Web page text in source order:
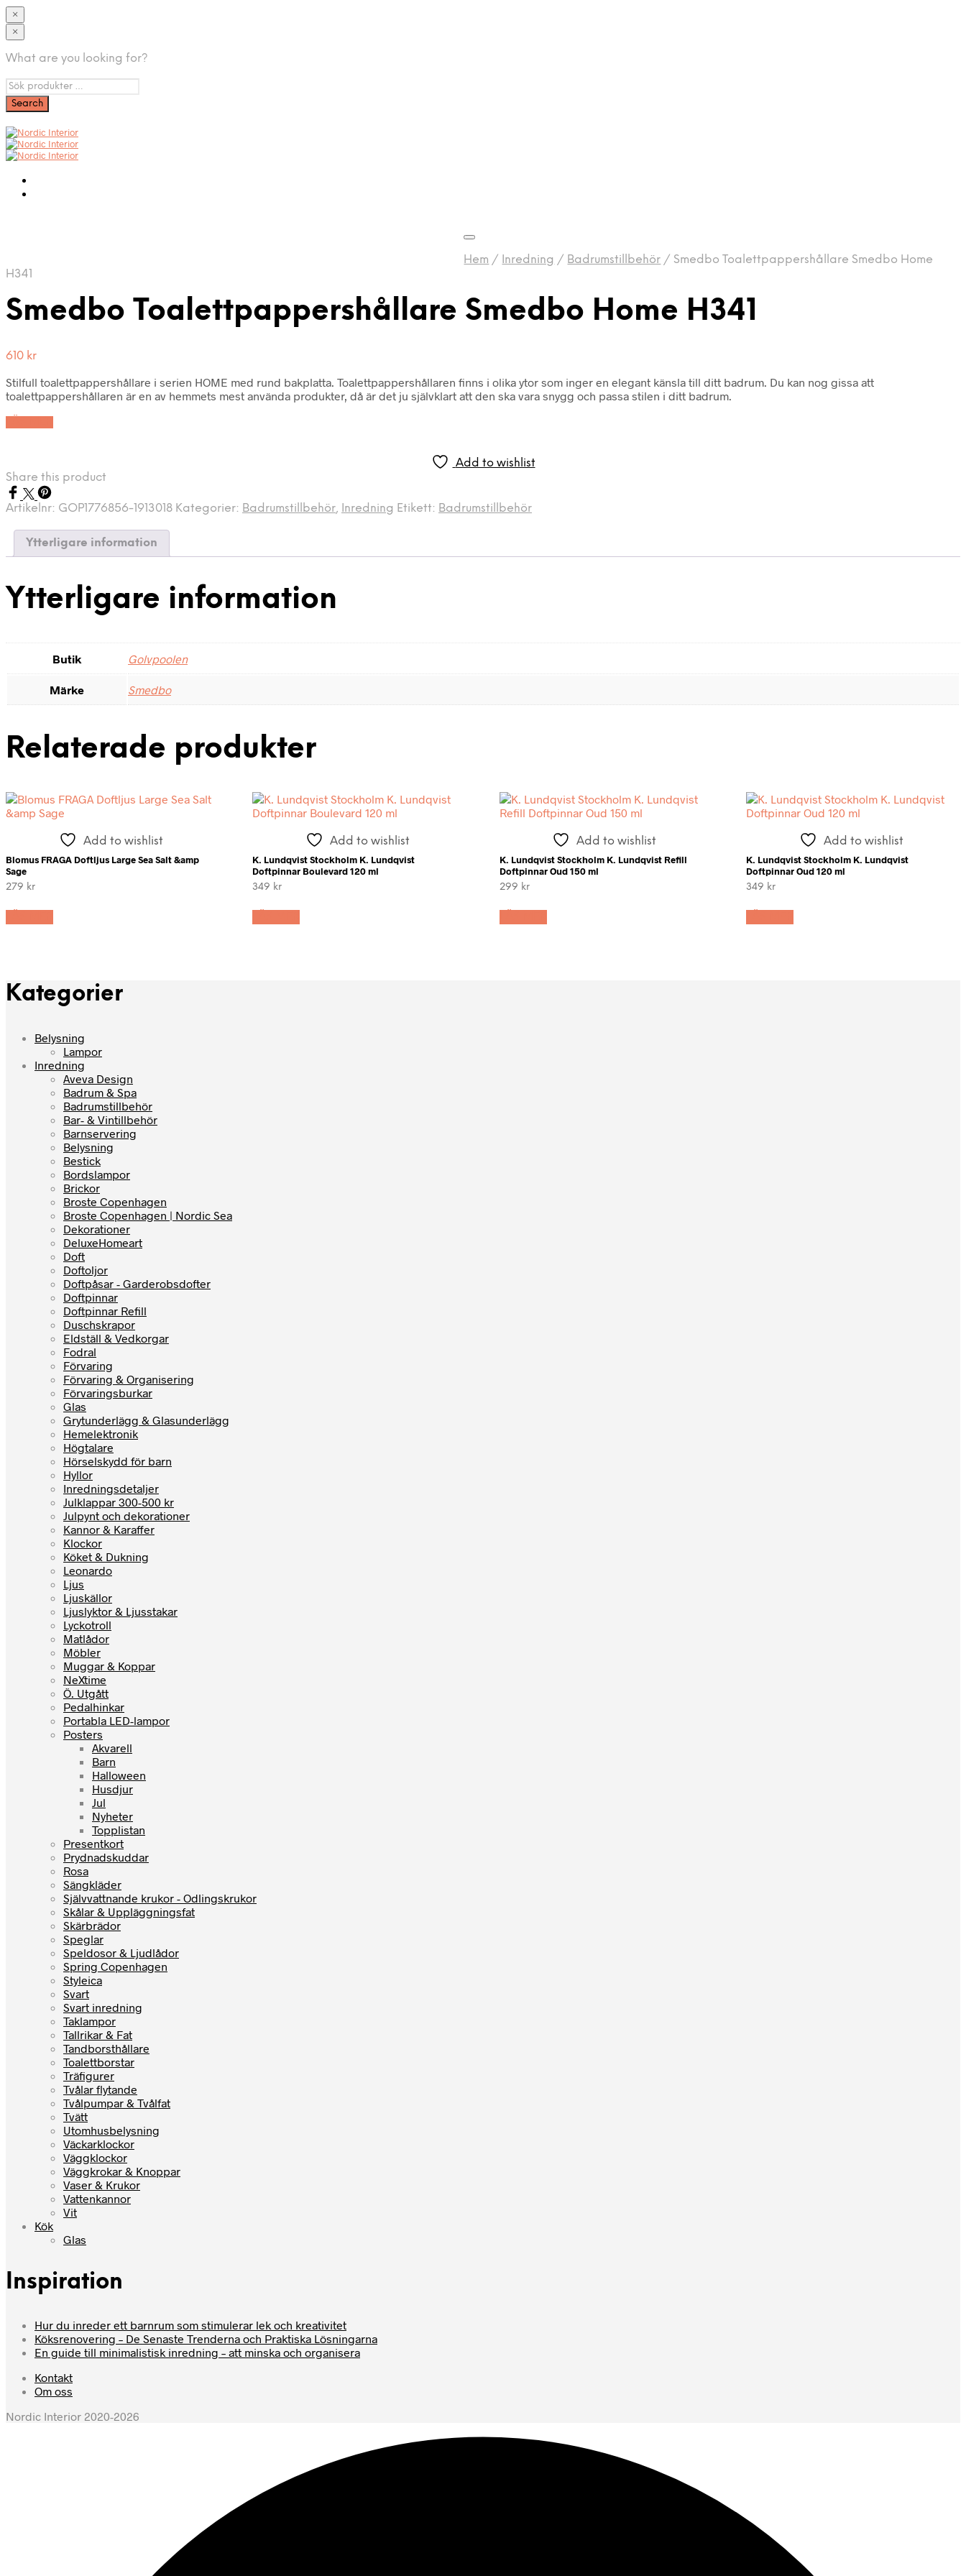
×
×
What are you looking for?
Hem / Inredning / Badrumstillbehör / Smedbo Toalettpappershållare Smedbo Home
H341
Smedbo Toalettpappershållare Smedbo Home H341
610 kr
Stilfull toalettpappershållare i serien HOME med rund bakplatta. Toalettpappershållaren finns i olika ytor som inger en elegant känsla till ditt badrum. Du kan nog gissa att
toalettpappershållaren är en av hemmets mest använda produkter, då är det ju självklart att den ska vara snygg och passa stilen i ditt badrum.
Add to wishlist
Share this product
Artikelnr: GOP1776856-1913018 Kategorier: Badrumstillbehör, Inredning Etikett: Badrumstillbehör
Ytterligare information
Ytterligare information
Butik Golvpoolen
Märke Smedbo
Relaterade produkter
Add to wishlist
Blomus FRAGA Doftljus Large Sea Salt &amp
Sage
279 kr
Add to wishlist
K. Lundqvist Stockholm K. Lundqvist
Doftpinnar Boulevard 120 ml
349 kr
Add to wishlist
K. Lundqvist Stockholm K. Lundqvist Refill
Doftpinnar Oud 150 ml
299 kr
Add to wishlist
K. Lundqvist Stockholm K. Lundqvist
Doftpinnar Oud 120 ml
349 kr
Kategorier
Belysning
Lampor
Inredning
Aveva Design
Badrum & Spa
Badrumstillbehör
Bar- & Vintillbehör
Barnservering
Belysning
Bestick
Bordslampor
Brickor
Broste Copenhagen
Broste Copenhagen | Nordic Sea
Dekorationer
DeluxeHomeart
Doft
Doftoljor
Doftpåsar - Garderobsdofter
Doftpinnar
Doftpinnar Refill
Duschskrapor
Eldställ & Vedkorgar
Fodral
Förvaring
Förvaring & Organisering
Förvaringsburkar
Glas
Grytunderlägg & Glasunderlägg
Hemelektronik
Högtalare
Hörselskydd för barn
Hyllor
Inredningsdetaljer
Julklappar 300-500 kr
Julpynt och dekorationer
Kannor & Karaffer
Klockor
Köket & Dukning
Leonardo
Ljus
Ljuskällor
Ljuslyktor & Ljusstakar
Lyckotroll
Matlådor
Möbler
Muggar & Koppar
NeXtime
Ö. Utgått
Pedalhinkar
Portabla LED-lampor
Posters
Akvarell
Barn
Halloween
Husdjur
Jul
Nyheter
Topplistan
Presentkort
Prydnadskuddar
Rosa
Sängkläder
Självvattnande krukor - Odlingskrukor
Skålar & Uppläggningsfat
Skärbrädor
Speglar
Speldosor & Ljudlådor
Spring Copenhagen
Styleica
Svart
Svart inredning
Taklampor
Tallrikar & Fat
Tandborsthållare
Toalettborstar
Träfigurer
Tvålar flytande
Tvålpumpar & Tvålfat
Tvätt
Utomhusbelysning
Väckarklockor
Väggklockor
Väggkrokar & Knoppar
Vaser & Krukor
Vattenkannor
Vit
Kök
Glas
Inspiration
Hur du inreder ett barnrum som stimulerar lek och kreativitet
Köksrenovering – De Senaste Trenderna och Praktiska Lösningarna
En guide till minimalistisk inredning – att minska och organisera
Kontakt
Om oss
Nordic Interior 2020-2026